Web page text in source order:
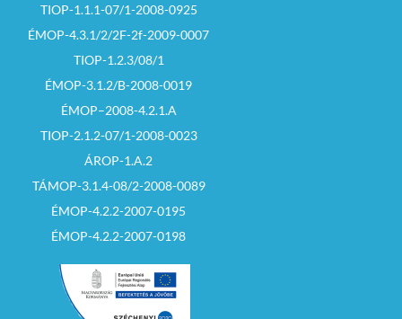
TIOP-1.1.1-07/1-2008-0925
ÉMOP-4.3.1/2/2F-2f-2009-0007
TIOP-1.2.3/08/1
ÉMOP-3.1.2/B-2008-0019
ÉMOP–2008-4.2.1.A
TIOP-2.1.2-07/1-2008-0023
ÁROP-1.A.2
TÁMOP-3.1.4-08/2-2008-0089
ÉMOP-4.2.2-2007-0195
ÉMOP-4.2.2-2007-0198